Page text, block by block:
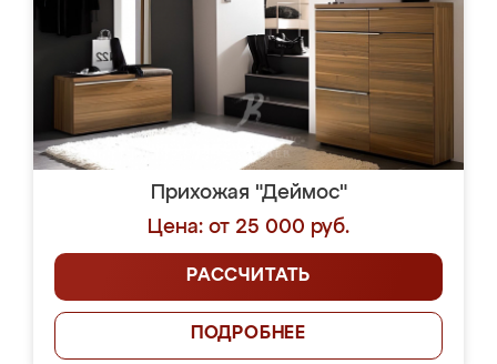
Прихожая "Деймос"
Цена: от 25 000 руб.
РАССЧИТАТЬ
ПОДРОБНЕЕ